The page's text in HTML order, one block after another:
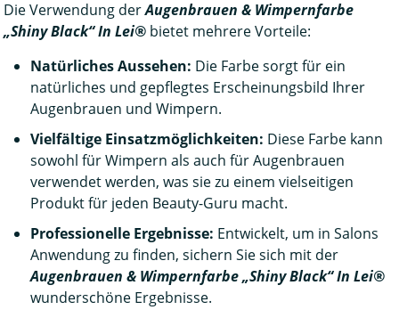
Die Verwendung derAugenbrauen & Wimpernfarbe
„Shiny Black“ In Lei® bietet mehrere Vorteile:
Natürliches Aussehen: Die Farbe sorgt für ein
natürliches und gepflegtes Erscheinungsbild Ihrer
Augenbrauen und Wimpern.
Vielfältige Einsatzmöglichkeiten: Diese Farbe kann
sowohl für Wimpern als auch für Augenbrauen
verwendet werden, was sie zu einem vielseitigen
Produkt für jeden Beauty-Guru macht.
Professionelle Ergebnisse: Entwickelt, um in Salons
Anwendung zu finden, sichern Sie sich mit der
Augenbrauen & Wimpernfarbe „Shiny Black“ In Lei®
wunderschöne Ergebnisse.